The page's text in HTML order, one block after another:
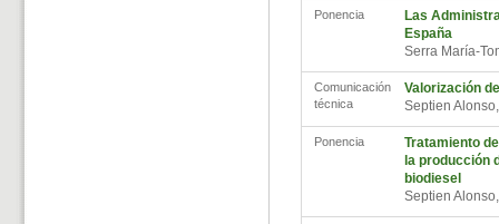
Ponencia
Las
España
Serra María-
Comunicación
técnica
Valorización
Septien
Ponencia
Tratamiento
la producción
biodiesel
Septien